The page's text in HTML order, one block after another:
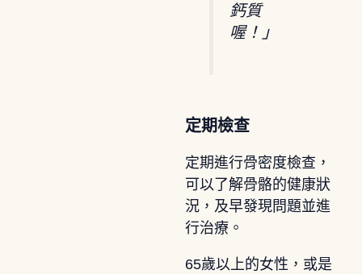
鈣質
喔！」
定期檢查
定期進行骨密度檢查，
可以了解骨骼的健康狀
況，及早發現問題並進
行治療。
65歲以上的女性，或是